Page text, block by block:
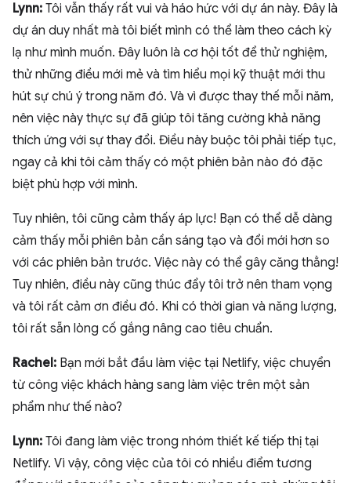
Lynn: Tôi vẫn thấy rất vui và háo hức với dự án này. Đây là
dự án duy nhất mà tôi biết mình có thể làm theo cách kỳ
lạ như mình muốn. Đây luôn là cơ hội tốt để thử nghiệm,
thử những điều mới mẻ và tìm hiểu mọi kỹ thuật mới thu
hút sự chú ý trong năm đó. Và vì được thay thế mỗi năm,
nên việc này thực sự đã giúp tôi tăng cường khả năng
thích ứng với sự thay đổi. Điều này buộc tôi phải tiếp tục,
ngay cả khi tôi cảm thấy có một phiên bản nào đó đặc
biệt phù hợp với mình.
Tuy nhiên, tôi cũng cảm thấy áp lực! Bạn có thể dễ dàng
cảm thấy mỗi phiên bản cần sáng tạo và đổi mới hơn so
với các phiên bản trước. Việc này có thể gây căng thẳng!
Tuy nhiên, điều này cũng thúc đẩy tôi trở nên tham vọng
và tôi rất cảm ơn điều đó. Khi có thời gian và năng lượng,
tôi rất sẵn lòng cố gắng nâng cao tiêu chuẩn.
Rachel: Bạn mới bắt đầu làm việc tại Netlify, việc chuyển
từ công việc khách hàng sang làm việc trên một sản
phẩm như thế nào?
Lynn: Tôi đang làm việc trong nhóm thiết kế tiếp thị tại
Netlify. Vì vậy, công việc của tôi có nhiều điểm tương